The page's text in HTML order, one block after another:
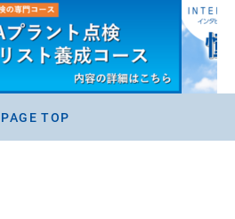
PAGE TOP